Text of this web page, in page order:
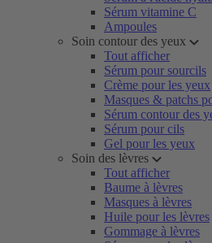
Sérum vitamine C
Ampoules
Soin contour des yeux
Tout afficher
Sérum pour sourcils
Crème pour les yeux
Masques & patchs
Sérum contour des
Sérum pour cils
Gel pour les yeux
Soin des lèvres
Tout afficher
Baume à lèvres
Masques à lèvres
Huile pour les lèvres
Gommage à lèvres